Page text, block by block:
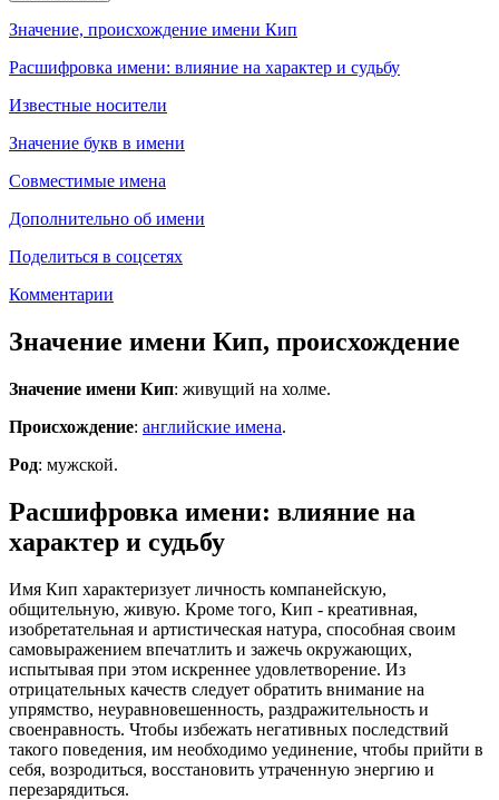
Значение, происхождение имени Кип
Расшифровка имени: влияние на характер и судьбу
Известные носители
Значение букв в имени
Совместимые имена
Дополнительно об имени
Поделиться в соцсетях
Комментарии
Значение имени Кип, происхождение
Значение имени Кип: живущий на холме.
Происхождение: английские имена.
Род: мужской.
Расшифровка имени: влияние на
характер и судьбу
Имя Кип характеризует личность компанейскую,
общительную, живую. Кроме того, Кип - креативная,
изобретательная и артистическая натура, способная своим
самовыражением впечатлить и зажечь окружающих,
испытывая при этом искреннее удовлетворение. Из
отрицательных качеств следует обратить внимание на
упрямство, неуравновешенность, раздражительность и
своенравность. Чтобы избежать негативных последствий
такого поведения, им необходимо уединение, чтобы прийти в
себя, возродиться, восстановить утраченную энергию и
перезарядиться.